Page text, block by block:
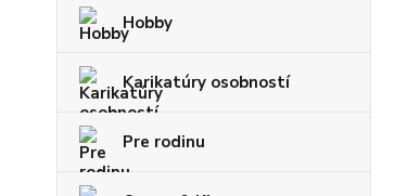
Hobby
Karikatúry osobností
Pre rodinu